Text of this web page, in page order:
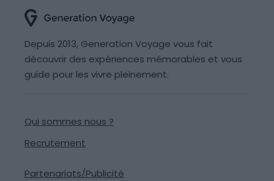
Depuis 2013, Generation Voyage vous fait
découvrir des expériences mémorables et vous
guide pour les vivre pleinement.
Qui sommes nous ?
Recrutement
Partenariats/Publicité